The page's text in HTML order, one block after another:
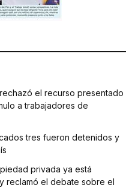
el recurso presentado
a trabajadores de
tres fueron detenidos y
privada ya está
reclamó el debate sobre el